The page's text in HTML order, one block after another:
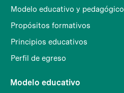
Modelo educativo y pedagógico
Propósitos formativos
Principios educativos
Perfil de egreso
Modelo educativo